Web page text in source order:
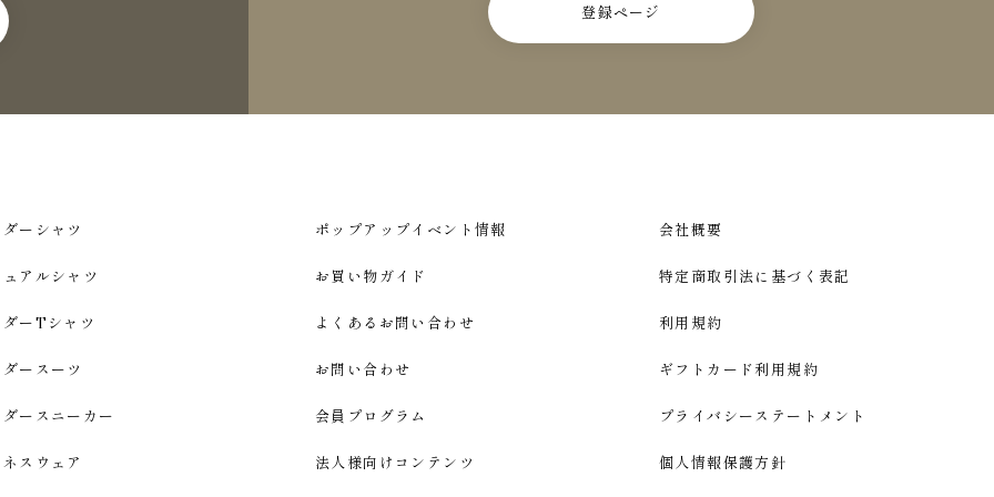
登録ページ
ーシャツ
アルシャツ
ーTシャツ
ースーツ
ースニーカー
スウェア
ポップアップイベント情報
お買い物ガイド
よくあるお問い合わせ
お問い合わせ
会員プログラム
法人様向けコンテンツ
会社概要
特定商取引法に基づく表記
利用規約
ギフトカード利用規約
プライバシーステートメント
個人情報保護方針